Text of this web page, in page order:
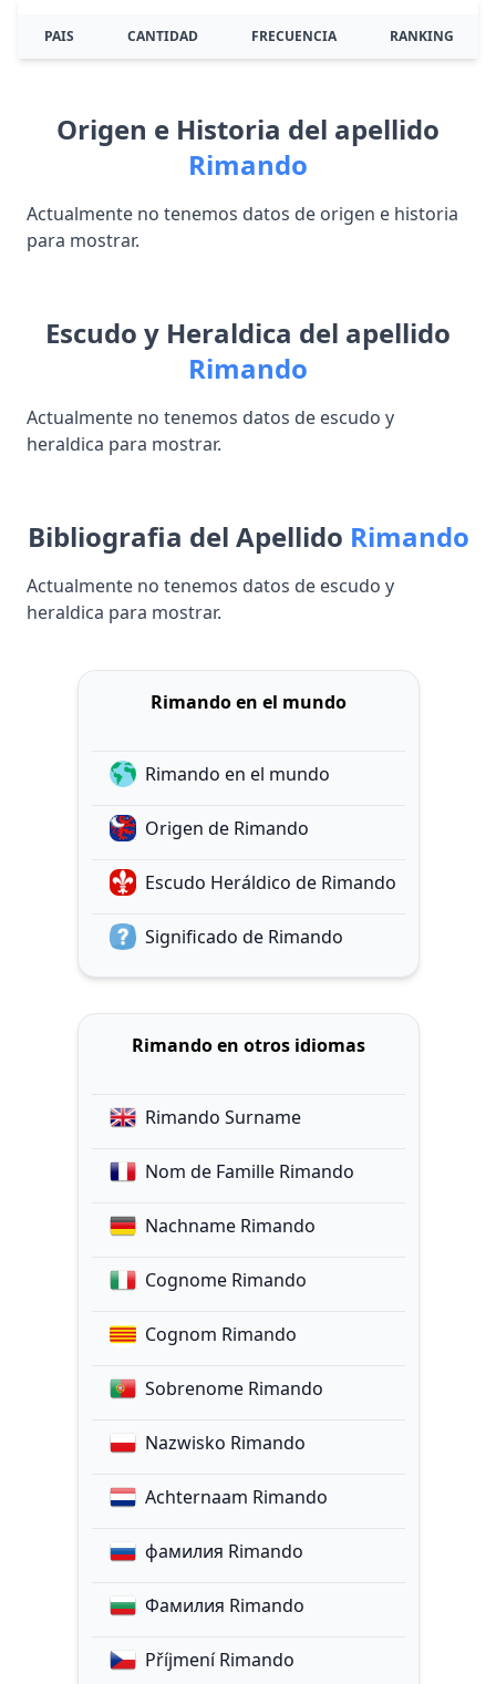
PAIS CANTIDAD FRECUENCIA RANKING
Origen e Historia del apellido
Rimando
Actualmente no tenemos datos de origen e historia
para mostrar.
Escudo y Heraldica del apellido
Rimando
Actualmente no tenemos datos de escudo y
heraldica para mostrar.
Bibliografia del Apellido Rimando
Actualmente no tenemos datos de escudo y
heraldica para mostrar.
Rimando en el mundo
Rimando en el mundo
Origen de Rimando
Escudo Heráldico de Rimando
Significado de Rimando
Rimando en otros idiomas
Rimando Surname
Nom de Famille Rimando
Nachname Rimando
Cognome Rimando
Cognom Rimando
Sobrenome Rimando
Nazwisko Rimando
Achternaam Rimando
фамилия Rimando
Фамилия Rimando
Příjmení Rimando